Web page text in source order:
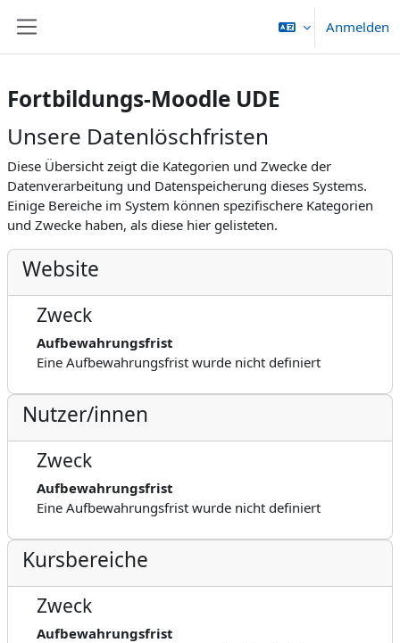
Anmelden
Fortbildungs-Moodle UDE
Unsere Datenlöschfristen
Diese Übersicht zeigt die Kategorien und Zwecke der
Datenverarbeitung und Datenspeicherung dieses Systems.
Einige Bereiche im System können spezifischere Kategorien
und Zwecke haben, als diese hier gelisteten.
Website
Zweck
Aufbewahrungsfrist
Eine Aufbewahrungsfrist wurde nicht definiert
Nutzer/innen
Zweck
Aufbewahrungsfrist
Eine Aufbewahrungsfrist wurde nicht definiert
Kursbereiche
Zweck
Aufbewahrungsfrist